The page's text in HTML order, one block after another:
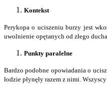
Kontekst
Perykopa o uciszeniu burzy jest
uwolnienie opętanych od złego
Punkty paralelne
Bardzo podobne opowiadania o
łodzie płynęły razem z nimi.